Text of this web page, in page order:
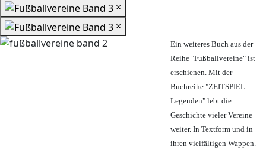
×
×
Ein weiteres Buch aus der
Reihe "Fußballvereine" ist
erschienen. Mit der
Buchreihe "ZEITSPIEL-
Legenden" lebt die
Geschichte vieler Vereine
weiter. In Textform und in
ihren vielfältigen Wappen.